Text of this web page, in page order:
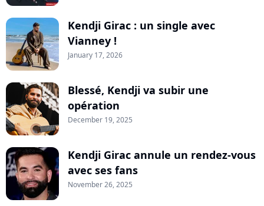
Kendji Girac : un single avec
Vianney !
January 17, 2026
Blessé, Kendji va subir une
opération
December 19, 2025
Kendji Girac annule un rendez-vous
avec ses fans
November 26, 2025